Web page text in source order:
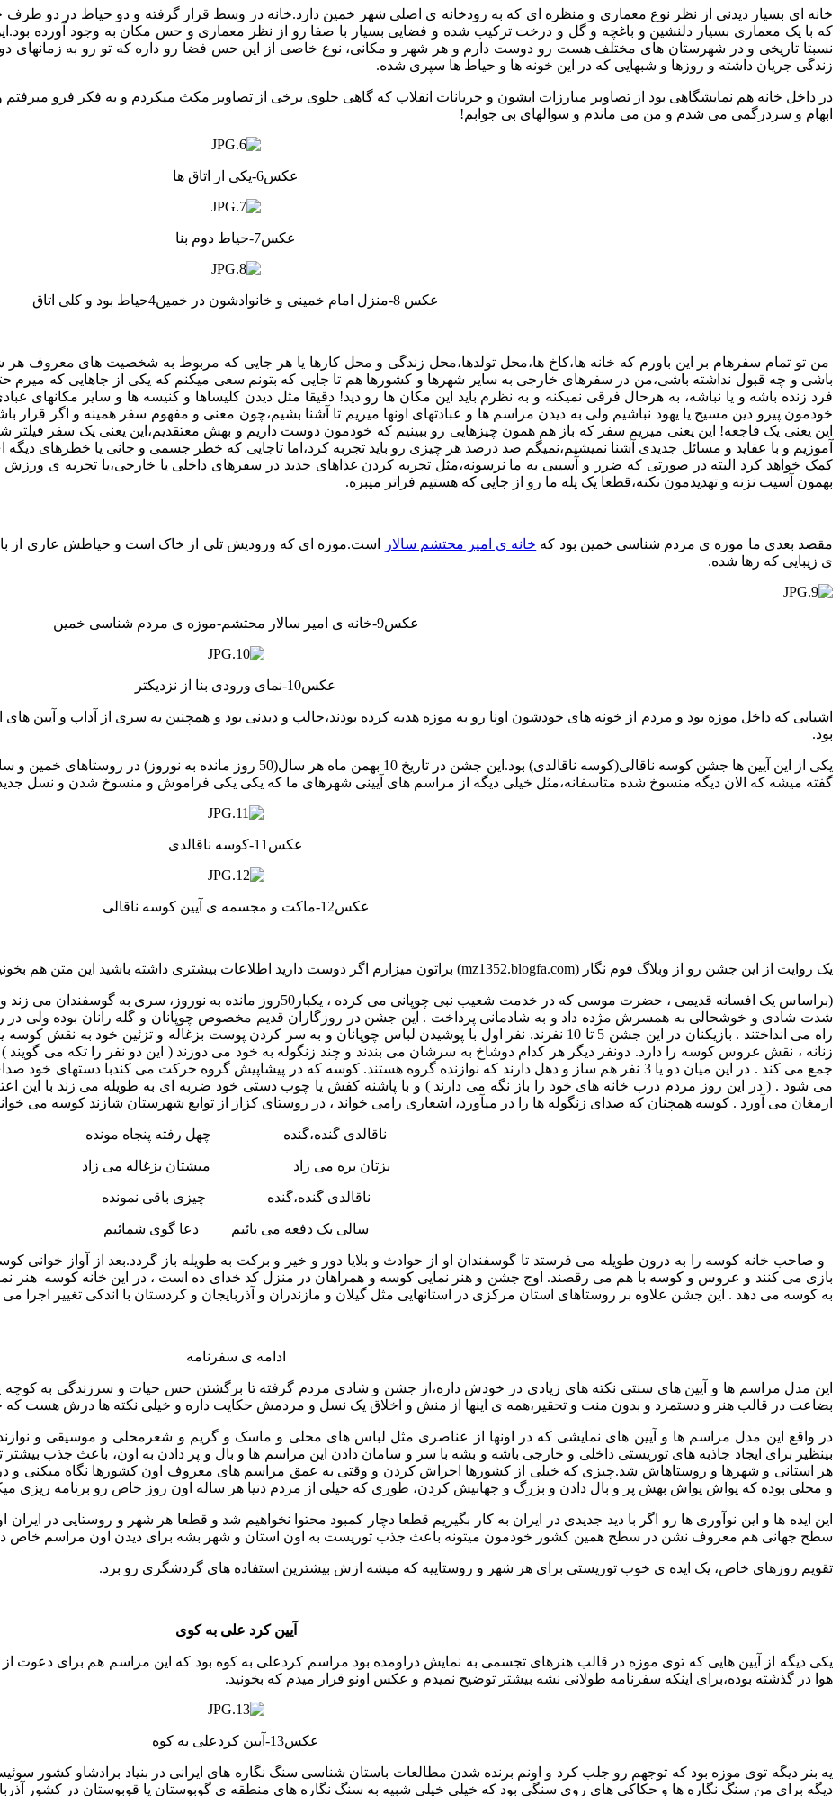
خانه ای بسیار دیدنی از نظر نوع معماری و منظره ای که به رودخانه ی اصلی شهر خمین دارد.خانه در وسط قرار گرفته و دو حیاط در دو طرف
که با یک معماری بسیار دلنشین و باغچه و گل و درخت ترکیب شده و فضایی بسیار با صفا رو از نظر معماری و حس مکان به وجود آورده
نسبتا تاریخی و در شهرستان های مختلف هست رو دوست دارم و هر شهر و مکانی، نوع خاصی از این حس فضا رو داره که تو رو به زمانهای دور
زندگی جریان داشته و روزها و شبهایی که در این خونه ها و حیاط ها سپری شده.
در داخل خانه هم نمایشگاهی بود از تصاویر مبارزات ایشون و جریانات انقلاب که گاهی جلوی برخی از تصاویر مکث میکردم و به فکر فرو
ابهام و سردرگمی می شدم و من می ماندم و سوالهای بی جوابم!
عکس6-یکی از اتاق ها
عکس7-حیاط دوم بنا
عکس 8-منزل امام خمینی و خانوادشون در خمین4حیاط بود و کلی اتاق
من تو تمام سفرهام بر این باورم که خانه ها،کاخ ها،محل تولدها،محل زندگی و محل کارها یا هر جایی که مربوط به شخصیت های معروف
باشی و چه قبول نداشته باشی،من در سفرهای خارجی به سایر شهرها و کشورها هم تا جایی که بتونم سعی میکنم که یکی از جاهایی که
فرد زنده باشه و یا نباشه، به هرحال فرقی نمیکنه و به نظرم باید این مکان ها رو دید! دقیقا مثل دیدن کلیساها و کنیسه ها و سایر مکانهای
خودمون پیرو دین مسیح یا یهود نباشیم ولی به دیدن مراسم ها و عبادتهای اونها میریم تا آشنا بشیم،چون معنی و مفهوم سفر همینه و اگر
این یعنی یک فاجعه! این یعنی میریم سفر که باز هم همون چیزهایی رو ببینیم که خودمون دوست داریم و بهش معتقدیم،این یعنی یک سفر
آموزیم و با عقاید و مسائل جدیدی آشنا نمیشیم،نمیگم صد درصد هر چیزی رو باید تجربه کرد،اما تاجایی که خطر جسمی و جانی یا خطرهای
کمک خواهد کرد البته در صورتی که ضرر و آسیبی به ما نرسونه،مثل تجربه کردن غذاهای جدید در سفرهای داخلی یا خارجی،یا تجربه ی ورزش
بهمون آسیب نزنه و تهدیدمون نکنه،قطعا یک پله ما رو از جایی که هستیم فراتر میبره.
مقصد بعدی ما موزه ی مردم شناسی خمین بود که خانه ی امیر محتشم سالار
است.موزه ای که ورودیش تلی از خاک است و حیاطش عاری از
ی زیبایی که رها شده.
عکس9-خانه ی امیر سالار محتشم-موزه ی مردم شناسی خمین
عکس10-نمای ورودی بنا از نزدیکتر
اشیایی که داخل موزه بود و مردم از خونه های خودشون اونا رو به موزه هدیه کرده بودند،جالب و دیدنی بود و همچنین یه سری از آداب و آیین
بود.
یکی از این آیین ها جشن کوسه ناقالی(کوسه ناقالدی) بود.این جشن در تاریخ 10
گفته میشه که الان دیگه منسوخ شده متاسفانه،مثل خیلی دیگه از مراسم های آیینی شهرهای ما که یکی یکی فراموش و منسوخ شدن و نسل جدید
عکس11-کوسه ناقالدی
عکس12-ماکت و مجسمه ی آیین کوسه ناقالی
یک روایت از این جشن رو از وبلاگ قوم نگار (mz1352.blogfa.com) براتون میزارم اگر دوست دارید اطلاعات بیشتری داشته باشید این متن هم بخونید.
(براساس یک افسانه قدیمی ، حضرت موسی که در خدمت شعیب نبی چوپانی می کرده ،
شدت شادی و خوشحالی به همسرش مژده داد و به شادمانی پرداخت . این جشن در روزگاران قدیم مخصوص چوپانان و گله رانان بوده ولی در
زنانه ، نقش عروس کوسه را دارد. دونفر دیگر هر کدام دوشاخ به سرشان می بندند و چند زنگوله به خود می دوزند ( این دو نفر را تکه می گویند )
جمع می کند . در این میان دو یا 3 نفر هم ساز و دهل دارند که نوازنده گروه هستند. کوسه که در پیشاپیش گروه حرکت می کندبا
می شود . ( در این روز مردم درب خانه های خود را باز نگه می دارند ) و با پاشنه کفش یا چوب دستی خود ضربه ای به طویله می زند با این
ارمغان می آورد . کوسه همچنان که صدای زنگوله ها را در میآورد، اشعاری رامی خواند ، در روستای کزاز از توابع شهرستان شازند کوسه می
ناقالدی گنده،گنده چهل رفته پنجاه مونده
بزتان بره می زاد میشتان بزغاله می زاد
ناقالدی گنده،گنده چیزی باقی نمونده
سالی یک دفعه می یائیم دعا گوی شمائیم
و صاحب خانه کوسه را به درون طویله می فرستد تا گوسفندان او از حوادث و بلایا دور و خیر و برکت به طویله باز گردد.بعد از آواز خوانی
بازی می کنند و عروس و کوسه با هم می رقصند. اوج جشن و هنر نمایی کوسه و همراهان در منزل کد خدای ده است ، در این خانه کوسه هنر
به کوسه می دهد . این جشن علاوه بر روستاهای استان مرکزی در استانهایی مثل گیلان و مازندران و آذربایجان و کردستان با اندکی تغییر اجرا
ادامه ی سفرنامه
این مدل مراسم ها و آیین های سنتی نکته های زیادی در خودش داره،از جشن و شادی مردم گرفته تا برگشتن حس حیات و سرزندگی به کوچه
بضاعت در قالب هنر و دستمزد و بدون منت و تحقیر،همه ی اینها از منش و اخلاق یک نسل و مردمش حکایت داره و خیلی نکته ها درش هست که
در واقع این مدل مراسم ها و آیین های نمایشی که در اونها از عناصری مثل لباس های محلی و ماسک و گریم و شعرمحلی و موسیقی و
بینظیر برای ایجاد جاذبه های توریستی داخلی و خارجی باشه و بشه با سر و سامان دادن این مراسم ها و بال و پر دادن به اون، باعث جذب
هر استانی و شهرها و روستاهاش شد.چیزی که خیلی از کشورها اجراش کردن و وقتی به عمق مراسم های معروف اون کشورها نگاه میکنی و در
و محلی بوده که یواش یواش بهش پر و بال دادن و بزرگ و جهانیش کردن، طوری که خیلی از مردم دنیا هر ساله اون روز خاص رو برنامه ریزی
این ایده ها و این نوآوری ها رو اگر با دید جدیدی در ایران به کار بگیریم قطعا دچار کمبود محتوا نخواهیم شد و قطعا هر شهر و روستایی در
سطح جهانی هم معروف نشن در سطح همین کشور خودمون میتونه باعث جذب توریست به اون استان و شهر بشه برای دیدن اون مراسم خاص
تقویم روزهای خاص، یک ایده ی خوب توریستی برای هر شهر و روستاییه که میشه ازش بیشترین استفاده های گردشگری رو برد.
آیین کرد علی به کوی
یکی دیگه از آیین هایی که توی موزه در قالب هنرهای تجسمی به نمایش دراومده بود مراسم کردعلی به کوه بود که این مراسم هم برای دعوت
هوا در گذشته بوده،برای اینکه سفرنامه طولانی نشه بیشتر توضیح نمیدم و عکس اونو قرار میدم که بخونید.
عکس13-آیین کردعلی به کوه
دیگه برای من سنگ نگاره ها و حکاکی های روی سنگی بود که خیلی خیلی شبیه به سنگ نگاره های منطقه ی گوبوستان یا قوبوستان در کشور